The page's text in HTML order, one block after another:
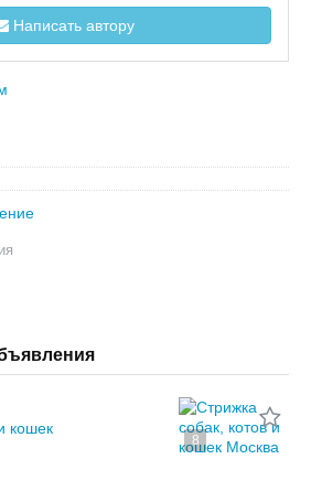
Написать автору
8
кошек